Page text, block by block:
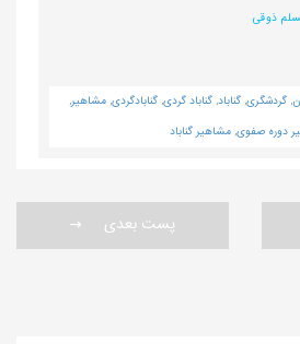
ذوقی
, گردشگری, گناباد, گناباد گردی, گنابادگردی, مشاهیر,
دوره صفوی, مشاهیر گناباد
پست بعدی